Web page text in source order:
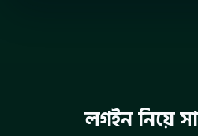
লগইন নিয়ে